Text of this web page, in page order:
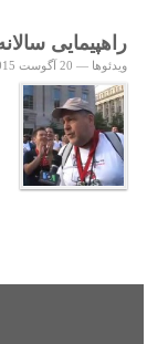
راهپیمایی
ویدئوها — 20 آگوست 2015